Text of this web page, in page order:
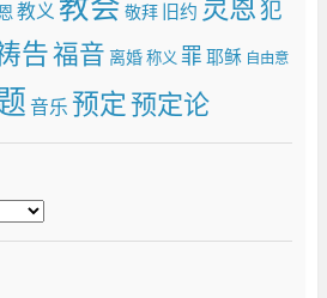
教义 敬拜 旧约
犯
告福音 离婚称义 罪 耶稣 自由意
音乐预定预定论